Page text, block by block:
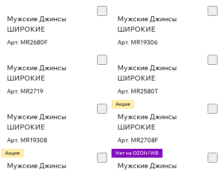
Мужские Джинсы
ШИРОКИЕ
Арт. MR2680F
Мужские Джинсы
ШИРОКИЕ
Арт. MR19306
Мужские Джинсы
ШИРОКИЕ
Арт. MR2719
Мужские Джинсы
ШИРОКИЕ
Арт. MR2580T
Мужские Джинсы
ШИРОКИЕ
Арт. MR19308
Акция
Мужские Джинсы
ШИРОКИЕ
Арт. MR2708F
Акция
Мужские Джинсы
Нет на OZON/WB
Мужские Джинсы